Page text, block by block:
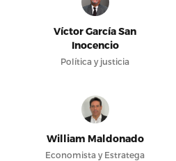
Víctor García San
Inocencio
Política y justicia
William Maldonado
Economista y Estratega